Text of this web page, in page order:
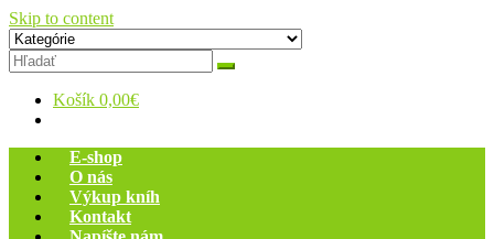
Skip to content
Zelený dom
Antikvariát
Košík 0,00€
E-shop
O nás
Výkup kníh
Kontakt